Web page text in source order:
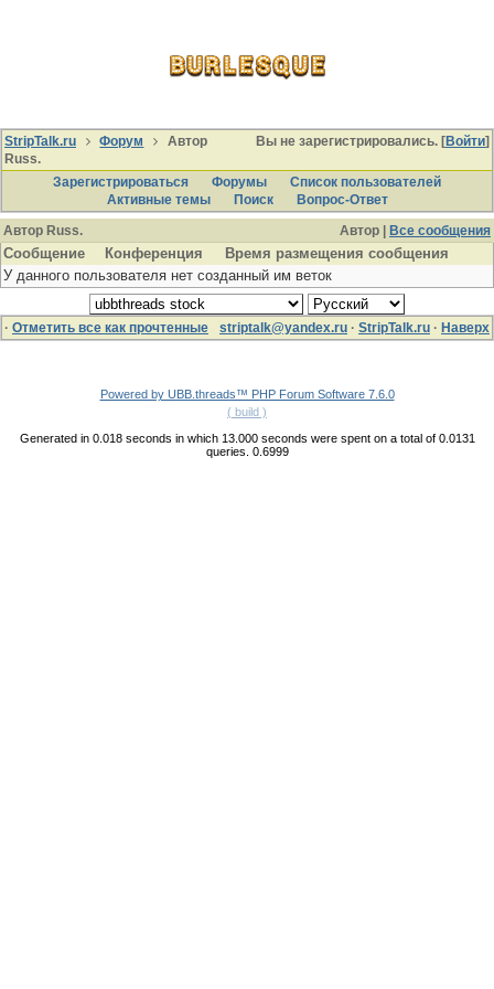
Вы не зарегистрировались. [Войти]
StripTalk.ru Форум
Автор
Russ.
Зарегистрироваться
Форумы
Список пользователей
Активные темы
Поиcк
Вопрос-Ответ
Автор |
Все сообщения
Автор Russ.
Сообщение Конференция
Время размещения сообщения
У данного пользователя нет созданный им веток
· Отметить все как прочтенные striptalk@yandex.ru · StripTalk.ru · Наверх
Powered by UBB.threads™ PHP Forum Software 7.6.0
( build )
Generated in 0.018 seconds in which 13.000 seconds were spent on a total of 0.0131
queries. 0.6999